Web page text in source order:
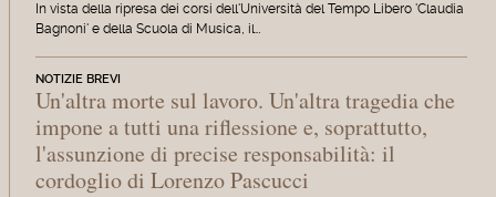
In vista della ripresa dei corsi dell'Università del Tempo Libero 'Claudia
Bagnoni' e della Scuola di Musica, il…
NOTIZIE BREVI
Un'altra morte sul lavoro. Un'altra tragedia che
impone a tutti una riflessione e, soprattutto,
l'assunzione di precise responsabilità: il
cordoglio di Lorenzo Pascucci